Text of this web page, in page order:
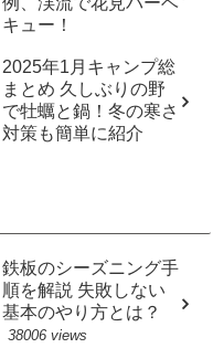
キュー！
2025年1月キャンプ総
まとめ 久しぶりの野
で牡蠣と鍋！冬の寒さ
対策も簡単に紹介
鉄板のシーズニング手
順を解説 失敗しない
基本のやり方とは？
38006 views